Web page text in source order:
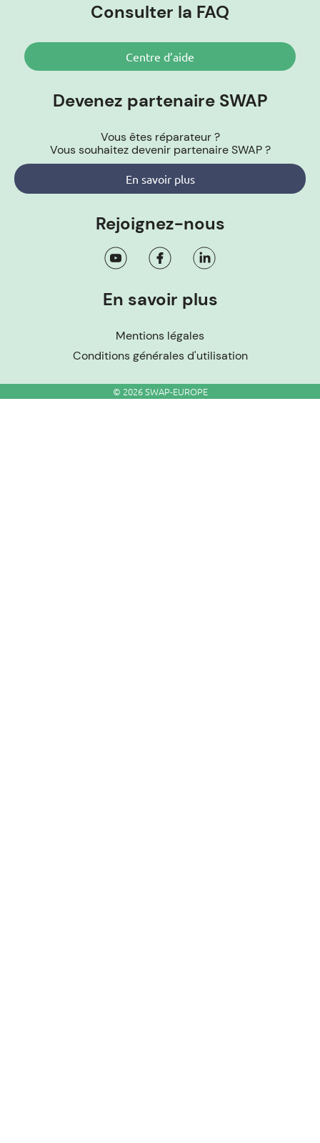
Consulter la FAQ
Centre d’aide
Devenez partenaire SWAP
Vous êtes réparateur ?
Vous souhaitez devenir partenaire SWAP ?
En savoir plus
Rejoignez-nous
En savoir plus
Mentions légales
Conditions générales d'utilisation
© 2026 SWAP-EUROPE